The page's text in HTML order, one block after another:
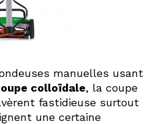
manuelles usant
colloïdale, la coupe
fastidieuse surtout
une certaine